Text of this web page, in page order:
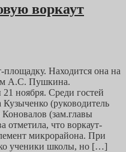
воркаут
Находится она на
А.С. Пушкина.
ноября. Среди гостей
(руководитель
(зам.главы
отметила, что воркаут-
микрорайона. При
ученики школы, но […]